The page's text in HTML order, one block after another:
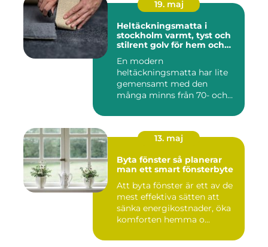
19. maj
Heltäckningsmatta i
stockholm varmt, tyst och
stilrent golv för hem och
En modern
heltäckningsmatta har lite
gemensamt med den
många minns från 70- och
13. maj
Byta fönster så planerar
man ett smart fönsterbyte
Att byta fönster är ett av de
mest effektiva sätten att
sänka energikostnader, öka
komforten hemma o...